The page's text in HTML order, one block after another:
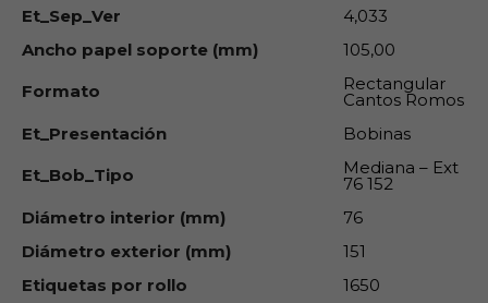
Et_Sep_Ver
4,033
Ancho papel soporte (mm)
105,00
Formato
Rectangular
Cantos Romos
Et_Presentación
Bobinas
Et_Bob_Tipo
Mediana – Ext
76 152
Diámetro interior (mm)
76
Diámetro exterior (mm)
151
Etiquetas por rollo
1650